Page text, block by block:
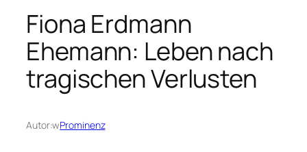
Fiona Erdmann
Ehemann: Leben nach
tragischen Verlusten
Autor:wProminenz